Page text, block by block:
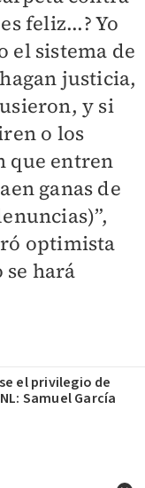
feliz...? Yo
el sistema de
justicia,
y si
o los
que entren
ganas de
optimista
hará
el privilegio de
Samuel García